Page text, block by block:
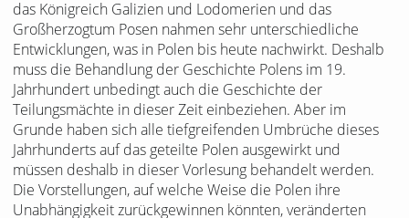
das Königreich Galizien und Lodomerien und das
Großherzogtum Posen nahmen sehr unterschiedliche
Entwicklungen, was in Polen bis heute nachwirkt. Deshalb
muss die Behandlung der Geschichte Polens im 19.
Jahrhundert unbedingt auch die Geschichte der
Teilungsmächte in dieser Zeit einbeziehen. Aber im
Grunde haben sich alle tiefgreifenden Umbrüche dieses
Jahrhunderts auf das geteilte Polen ausgewirkt und
müssen deshalb in dieser Vorlesung behandelt werden.
Die Vorstellungen, auf welche Weise die Polen ihre
Unabhängigkeit zurückgewinnen könnten, veränderten